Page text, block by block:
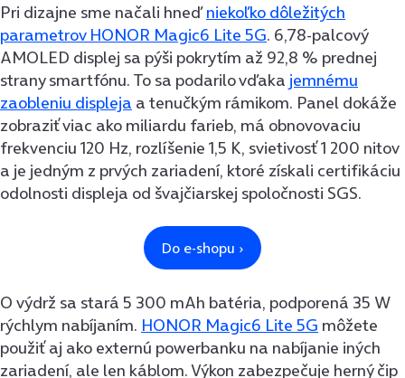
Pri dizajne sme načali hneďniekoľko dôležitých
parametrov HONOR Magic6 Lite 5G. 6,78-palcový
AMOLED displej sa pýši pokrytím až 92,8 % prednej
strany smartfónu. To sa podarilo vďaka jemnému
zaobleniu displeja a tenučkým rámikom. Panel dokáže
zobraziť viac ako miliardu farieb, má obnovovaciu
frekvenciu 120 Hz, rozlíšenie 1,5 K, svietivosť 1 200 nitov
a je jedným z prvých zariadení, ktoré získali certifikáciu
odolnosti displeja od švajčiarskej spoločnosti SGS.
O výdrž sa stará 5 300 mAh batéria, podporená 35 W
rýchlym nabíjaním. HONOR Magic6 Lite 5G môžete
použiť aj ako externú powerbanku na nabíjanie iných
zariadení, ale len káblom. Výkon zabezpečuje herný čip